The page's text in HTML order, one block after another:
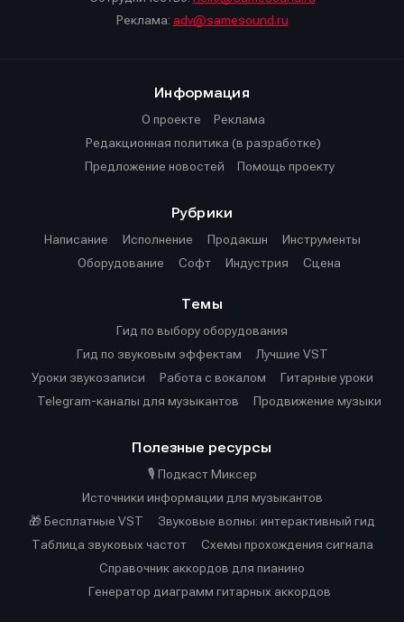
Реклама: adv@samesound.ru
Информация
О проекте
Реклама
Редакционная политика (в разработке)
Предложение новостей
Помощь проекту
Рубрики
Написание
Исполнение Продакшн
Инструменты
Оборудование
Софт Индустрия Сцена
Темы
Гид по выбору оборудования
Гид по звуковым эффектам
Лучшие VST
Уроки звукозаписи
Работа с вокалом
Гитарные уроки
Telegram-каналы для музыкантов
Продвижение музыки
Полезные ресурсы
🎙️ Подкаст Миксер
Источники информации для музыкантов
🎁 Бесплатные VST
Звуковые волны: интерактивный гид
Таблица звуковых частот
Cхемы прохождения сигнала
Справочник аккордов для пианино
Генератор диаграмм гитарных аккордов